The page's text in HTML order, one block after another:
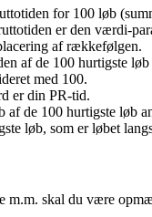
for 100 løb
er den værdi-
af rækkefølgen.
af de 100 hurtigste
med 100.
er din PR-tid.
af de 100 hurtigste løb
løb, som er løbet
m.m. skal du være